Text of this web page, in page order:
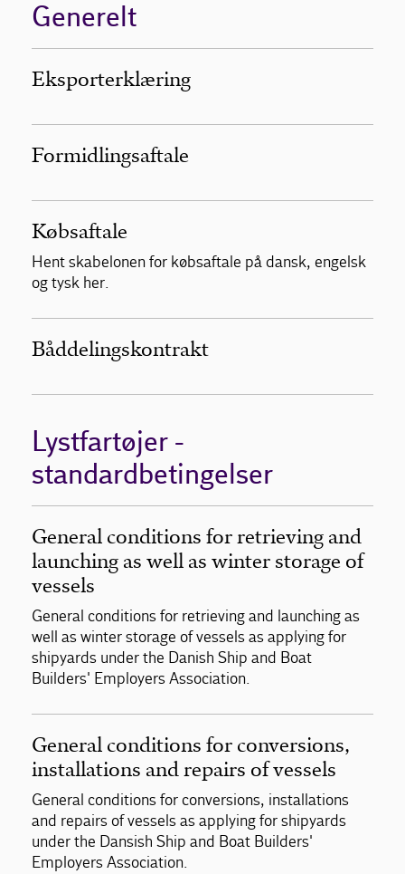
Generelt
Eksporterklæring
Formidlingsaftale
Købsaftale
Hent skabelonen for købsaftale på dansk, engelsk
og tysk her.
Båddelingskontrakt
Lystfartøjer -
standardbetingelser
General conditions for retrieving and
launching as well as winter storage of
vessels
General conditions for retrieving and launching as
well as winter storage of vessels as applying for
shipyards under the Danish Ship and Boat
Builders' Employers Association.
General conditions for conversions,
installations and repairs of vessels
General conditions for conversions, installations
and repairs of vessels as applying for shipyards
under the Dansish Ship and Boat Builders'
Employers Association.